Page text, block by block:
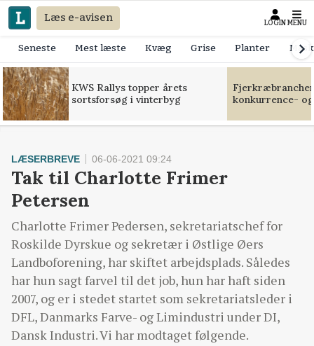
Læs e-avisen LOGIN MENU
Seneste Mest læste Kvæg Grise Planter
KWS Rallys topper årets
sortsforsøg i vinterbyg
konkurrence-
LÆSERBREVE 06-06-2021 09:24
Tak til Charlotte Frimer
Petersen
Charlotte Frimer Pedersen, sekretariatschef for
Roskilde Dyrskue og sekretær i Østlige Øers
Landboforening, har skiftet arbejdsplads. Således
har hun sagt farvel til det job, hun har haft siden
2007, og er i stedet startet som sekretariatsleder i
DFL, Danmarks Farve- og Limindustri under DI,
Dansk Industri. Vi har modtaget følgende.